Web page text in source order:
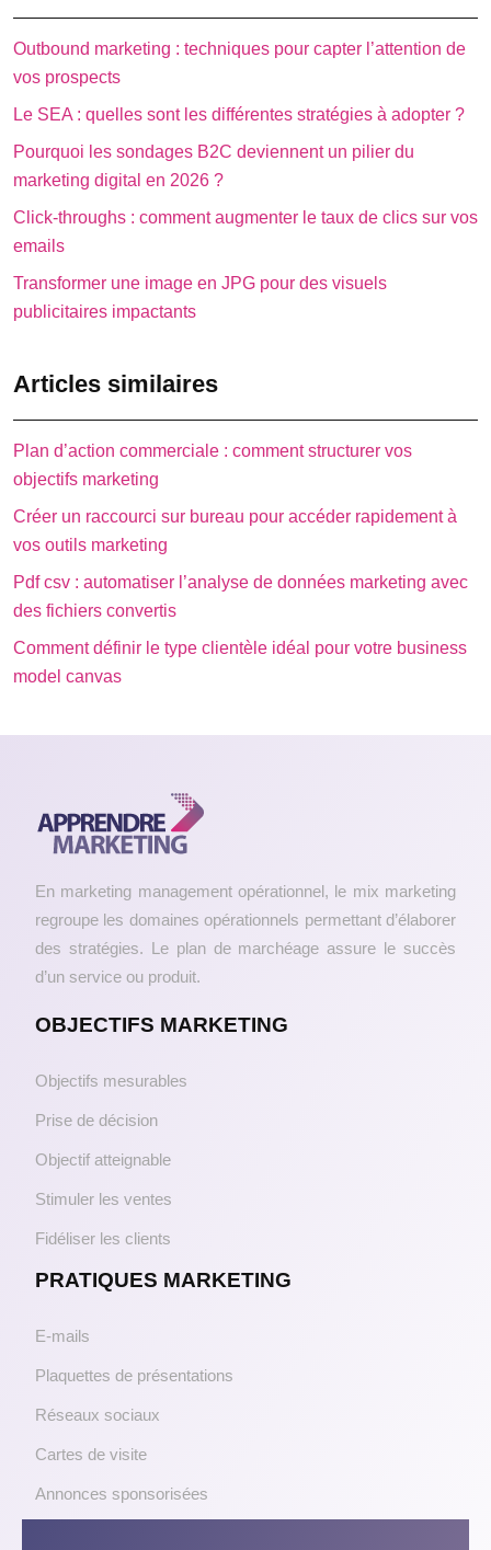
Outbound marketing : techniques pour capter l’attention de
vos prospects
Le SEA : quelles sont les différentes stratégies à adopter ?
Pourquoi les sondages B2C deviennent un pilier du
marketing digital en 2026 ?
Click-throughs : comment augmenter le taux de clics sur vos
emails
Transformer une image en JPG pour des visuels
publicitaires impactants
Articles similaires
Plan d’action commerciale : comment structurer vos
objectifs marketing
Créer un raccourci sur bureau pour accéder rapidement à
vos outils marketing
Pdf csv : automatiser l’analyse de données marketing avec
des fichiers convertis
Comment définir le type clientèle idéal pour votre business
model canvas
En marketing management opérationnel, le mix marketing
regroupe les domaines opérationnels permettant d’élaborer
des stratégies. Le plan de marchéage assure le succès
d’un service ou produit.
OBJECTIFS MARKETING
Objectifs mesurables
Prise de décision
Objectif atteignable
Stimuler les ventes
Fidéliser les clients
PRATIQUES MARKETING
E-mails
Plaquettes de présentations
Réseaux sociaux
Cartes de visite
Annonces sponsorisées